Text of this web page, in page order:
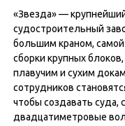
«Звезда» —
судостроительный
большим краном,
сборки крупных
плавучим и сухим
сотрудников
чтобы создавать суда,
двадцатиметровые